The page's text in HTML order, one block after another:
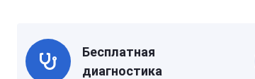
Бесплатная
диагностика